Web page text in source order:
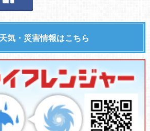
気・災害情報はこちら